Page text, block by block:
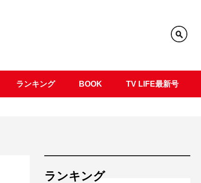
ランキング BOOK TV LIFE最新号
ランキング